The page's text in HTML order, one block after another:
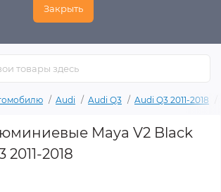
Закрыть
Audi Audi Q3 Audi Q3 2011-2018
Maya V2 Black
2018